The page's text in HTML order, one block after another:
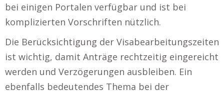
bei einigen Portalen verfügbar und ist bei
komplizierten Vorschriften nützlich.
Die Berücksichtigung der Visabearbeitungszeiten
ist wichtig, damit Anträge rechtzeitig eingereicht
werden und Verzögerungen ausbleiben. Ein
ebenfalls bedeutendes Thema bei der